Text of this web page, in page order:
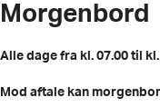
Morgenbord
Alle dage fra kl. 07.00 til kl.
Mod aftale kan